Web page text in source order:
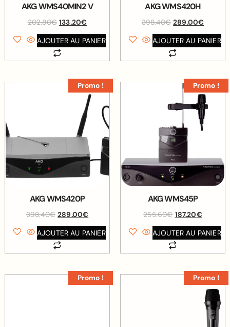
AKG WMS40MIN2 V
202.80€ 133.20€
AJOUTER AU PANIER
AKG WMS420H
398.40€ 289.00€
AJOUTER AU PANIER
Promo !
AKG WMS420P
398.40€ 289.00€
AJOUTER AU PANIER
Promo !
AKG WMS45P
255.60€ 187.20€
AJOUTER AU PANIER
Promo ! Promo !